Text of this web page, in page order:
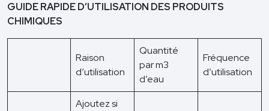
GUIDE RAPIDE D’UTILISATION DES PRODUITS
CHIMIQUES
Raison
d’utilisation
Quantité
par m3
d’eau
Fréquence
d’utilisation
Ajoutez si